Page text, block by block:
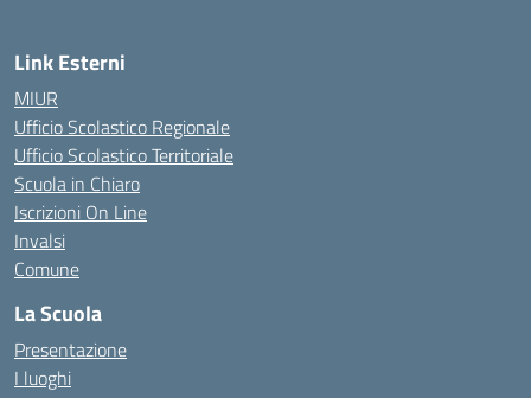
Link Esterni
MIUR
Ufficio Scolastico Regionale
Ufficio Scolastico Territoriale
Scuola in Chiaro
Iscrizioni On Line
Invalsi
Comune
La Scuola
Presentazione
I luoghi